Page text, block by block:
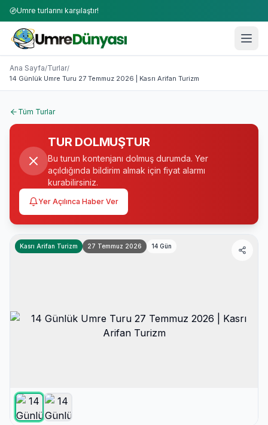
Umre turlarını karşılaştır!
Umre Turları 2026-2027 | 50+ Firma Karşılaştırması
14 Günlük Umre Turu 27 Temmuz 2026 | Kasrı Arifan
Ana Sayfa/Turlar/
14 Günlük Umre Turu 27 Temmuz 2026 | Kasrı Arifan Turizm
Tüm Turlar
TUR DOLMUŞTUR
Bu turun kontenjanı dolmuş durumda. Yer
açıldığında bildirim almak için fiyat alarmı
kurabilirsiniz.
Yer Açılınca Haber Ver
Kasrı Arifan Turizm 27 Temmuz 2026 14 Gün